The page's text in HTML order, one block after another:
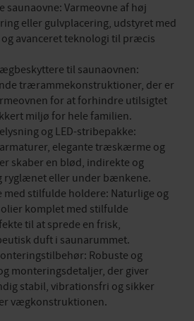
saunaovne: Varmeovne af høj
eller gulvplacering, udstyret med
avanceret teknologi til præcis
til saunaovnen:
trærammekonstruktioner, der er
for at forhindre utilsigtet
miljø for hele familien.
og LED-stribepakke:
elegante træskærme og
skaber en blød, indirekte og
ryglænet eller under bænkene.
med stilfulde holdere: Naturlige og
komplet med stilfulde
til at sprede en frisk,
duft i saunarummet.
Robuste og
monteringsdetaljer, der giver
stabil, vibrationsfri og sikker
vægkonstruktionen.